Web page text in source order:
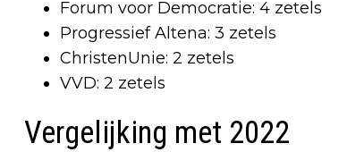
Forum voor Democratie: 4 zetels
Progressief Altena: 3 zetels
ChristenUnie: 2 zetels
VVD: 2 zetels
Vergelijking met 2022